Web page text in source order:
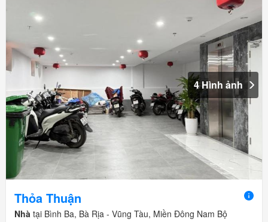
4 Hình ảnh
Thỏa Thuận
Nhà tại Bình Ba, Bà Rịa - Vũng Tàu, Miền Đông Nam Bộ